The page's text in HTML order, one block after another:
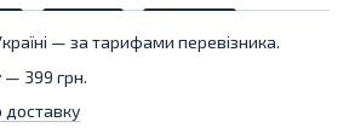
— за тарифами перевізника.
— 399 грн.
доставку